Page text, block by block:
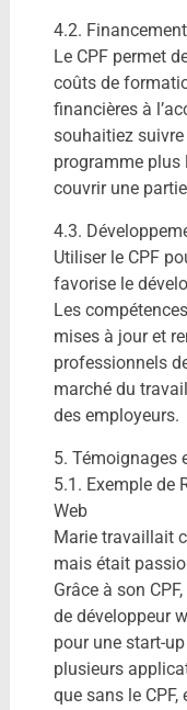
4.2.
Le CPF permet
coûts de
financières à
souhaitiez
programme plus
couvrir une
4.3.
Utiliser le CPF
favorise le
Les
mises à jour et
professionnels
marché du
des employeurs.
5. Témoignages
5.1. Exemple de
Web
Marie travaillait
mais était
Grâce à son
de développeur
pour une start-
plusieurs
que sans le CPF,